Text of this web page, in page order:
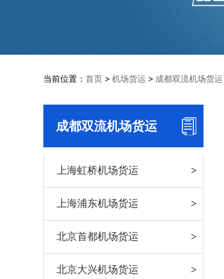
当前位置： 首页 > 机场货运 > 成都双流机场货运
成都双流机场货运
上海虹桥机场货运
上海浦东机场货运
北京首都机场货运
北京大兴机场货运